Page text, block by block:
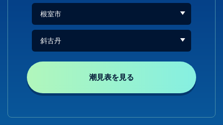
潮見表を見る